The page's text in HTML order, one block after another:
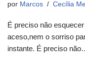
por Marcos Cecília
É preciso não
aceso,nem o sorriso
instante. É preciso